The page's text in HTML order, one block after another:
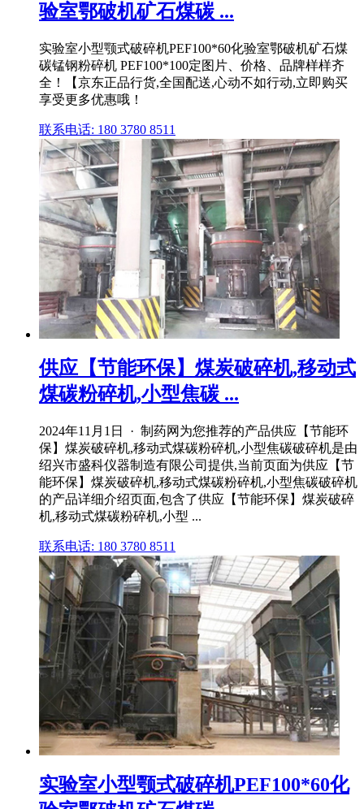
验室鄂破机矿石煤碳 ...
实验室小型颚式破碎机PEF100*60化验室鄂破机矿石煤
碳锰钢粉碎机 PEF100*100定图片、价格、品牌样样齐
全！【京东正品行货,全国配送,心动不如行动,立即购买
享受更多优惠哦！
联系电话: 180 3780 8511
供应【节能环保】煤炭破碎机,移动式
煤碳粉碎机,小型焦碳 ...
2024年11月1日 · 制药网为您推荐的产品供应【节能环
保】煤炭破碎机,移动式煤碳粉碎机,小型焦碳破碎机是由
绍兴市盛科仪器制造有限公司提供,当前页面为供应【节
能环保】煤炭破碎机,移动式煤碳粉碎机,小型焦碳破碎机
的产品详细介绍页面,包含了供应【节能环保】煤炭破碎
机,移动式煤碳粉碎机,小型 ...
联系电话: 180 3780 8511
实验室小型颚式破碎机PEF100*60化